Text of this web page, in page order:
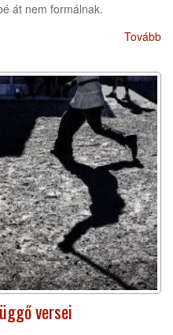
át nem formálnak.
Tovább
versei